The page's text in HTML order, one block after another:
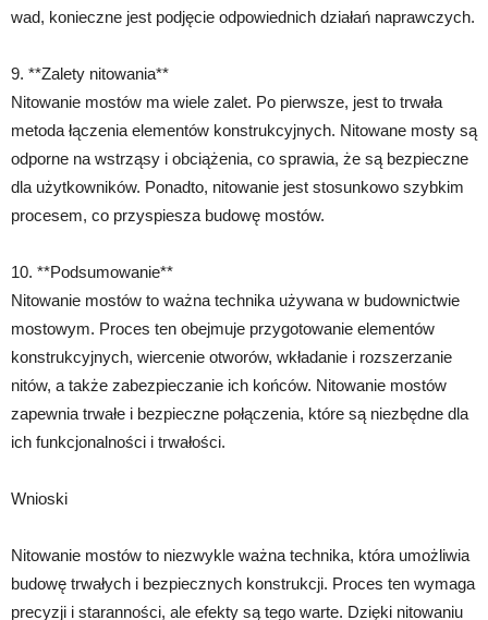
wad, konieczne jest podjęcie odpowiednich działań naprawczych.
9. **Zalety nitowania**
Nitowanie mostów ma wiele zalet. Po pierwsze, jest to trwała
metoda łączenia elementów konstrukcyjnych. Nitowane mosty są
odporne na wstrząsy i obciążenia, co sprawia, że są bezpieczne
dla użytkowników. Ponadto, nitowanie jest stosunkowo szybkim
procesem, co przyspiesza budowę mostów.
10. **Podsumowanie**
Nitowanie mostów to ważna technika używana w budownictwie
mostowym. Proces ten obejmuje przygotowanie elementów
konstrukcyjnych, wiercenie otworów, wkładanie i rozszerzanie
nitów, a także zabezpieczanie ich końców. Nitowanie mostów
zapewnia trwałe i bezpieczne połączenia, które są niezbędne dla
ich funkcjonalności i trwałości.
Wnioski
Nitowanie mostów to niezwykle ważna technika, która umożliwia
budowę trwałych i bezpiecznych konstrukcji. Proces ten wymaga
precyzji i staranności, ale efekty są tego warte. Dzięki nitowaniu